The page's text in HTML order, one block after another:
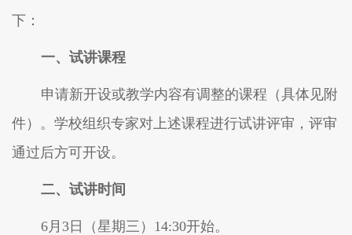
下：
一、试讲课程
申请新开设或教学内容有调整的课程（具体见附
件） 。 学校组织专家对上述课程进行试讲评审 ， 评审
通过后方可开设。
二、试讲时间
6 月 3日（星期三 ） 14:30开始。